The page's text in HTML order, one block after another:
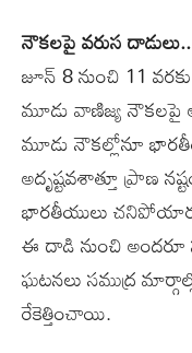
నౌకలపై వరుస దాడులు..
జూన్‌ 8 నుంచి 11
మూడు వాణిజ్య నౌకలపై
మూడు నౌకల్లోనూ
అదృష్టవశాత్తూ ప్రాణ
భారతీయులు
ఈ దాడి నుంచి అందరూ
ఘటనలు సముద్ర
రేకెత్తించాయి.